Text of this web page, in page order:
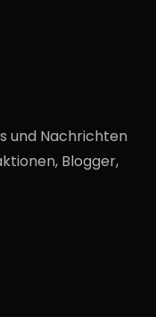
und Nachrichten
Blogger,